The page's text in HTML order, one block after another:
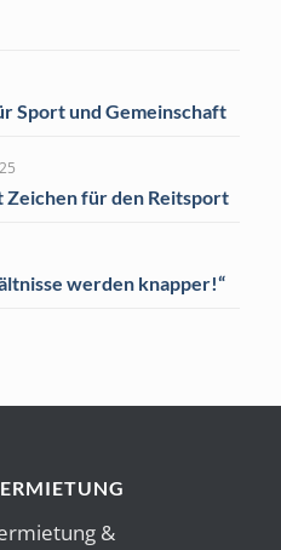
Sport und Gemeinschaft
Zeichen für den Reitsport
werden knapper!“
&